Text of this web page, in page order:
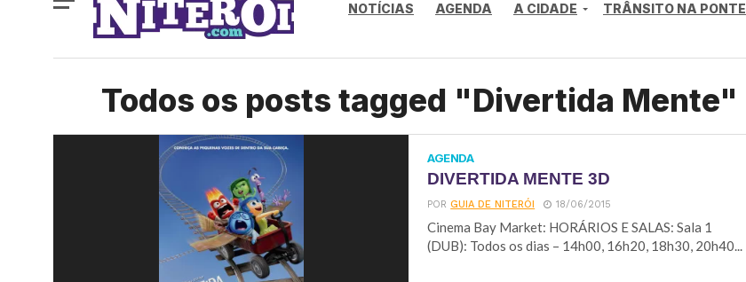
NOTÍCIAS AGENDA A CIDADE TRÂNSITO NA PONTE
Todos os posts tagged "Divertida Mente"
AGENDA
DIVERTIDA MENTE 3D
PORGUIA DE NITERÓI 18/06/2015
Cinema Bay Market: HORÁRIOS E SALAS: Sala 1
(DUB): Todos os dias – 14h00, 16h20, 18h30, 20h40...